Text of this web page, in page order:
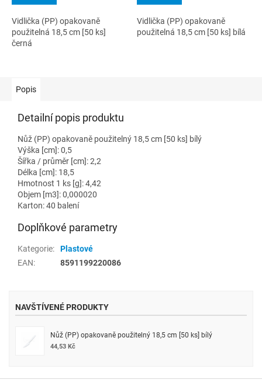
Vidlička (PP) opakovaně
použitelná 18,5 cm [50 ks]
černá
Vidlička (PP) opakovaně
použitelná 18,5 cm [50 ks] bílá
Popis
Detailní popis produktu
Nůž (PP) opakovaně použitelný 18,5 cm [50 ks] bílý
Výška [cm]: 0,5
Šířka / průměr [cm]: 2,2
Délka [cm]: 18,5
Hmotnost 1 ks [g]: 4,42
Objem [m3]: 0,000020
Karton: 40 balení
Doplňkové parametry
Kategorie:
Plastové
EAN: 8591199220086
NAVŠTÍVENÉ PRODUKTY
Nůž (PP) opakovaně použitelný 18,5 cm [50 ks] bílý
44,53 Kč